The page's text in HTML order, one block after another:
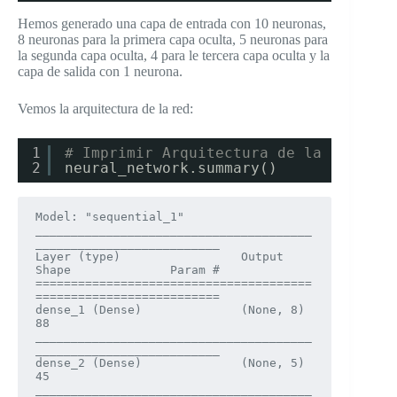
Hemos generado una capa de entrada con 10 neuronas,
8 neuronas para la primera capa oculta, 5 neuronas para
la segunda capa oculta, 4 para le tercera capa oculta y la
capa de salida con 1 neurona.
Vemos la arquitectura de la red:
1
2
# Imprimir Arquitectura de la Red
neural_network.summary()
Model: "sequential_1"
Layer (type)                 Output
Shape              Param #
=======================================
==========================
dense_1 (Dense)              (None, 8)
88
dense_2 (Dense)              (None, 5)
45